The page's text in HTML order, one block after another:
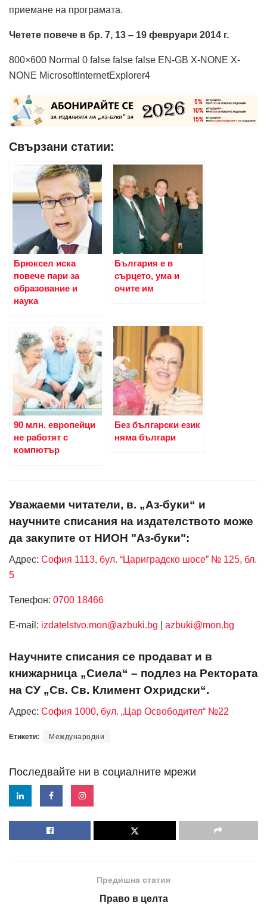
приемане на програмата.
Четете повече в бр. 7, 13 – 19 февруари 2014 г.
800×600 Normal 0 false false false EN-GB X-NONE X-
NONE MicrosoftInternetExplorer4
Свързани статии:
Брюксел иска
повече пари за
образование и
наука
България е в
сърцето, ума и
очите им
90 млн. европейци
не работят с
компютър
Без български език
няма българи
Уважаеми читатели, в. „Аз-буки“ и
научните списания на издателството може
да закупите от НИОН "Аз-буки":
Адрес: София 1113, бул. “Цариградско шосе” № 125, бл.
5
Телефон: 0700 18466
Е-mail: izdatelstvo.mon@azbuki.bg azbuki@mon.bg
Научните списания се продават и в
книжарница „Сиела“ – подлез на Ректората
на СУ „Св. Св. Климент Охридски“.
Адрес: София 1000, бул. „Цар Освободител“ №22
Етикети: Международни
Последвайте ни в социалните мрежи
Предишна статия
Право в целта